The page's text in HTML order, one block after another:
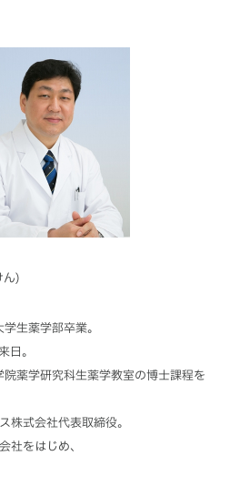
ん)
生薬学部卒業。
日。
薬学研究科生薬学教室の博士課程を
株式会社代表取締役。
社をはじめ、